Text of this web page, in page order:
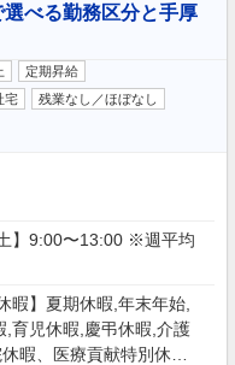
べる勤務区分と手厚
定期昇給
宅
残業なし／ほぼなし
】9:00〜13:00 ※週平均
】夏期休暇,年末年始,
,育児休暇,慶弔休暇,介護
暇、医療貢献特別休